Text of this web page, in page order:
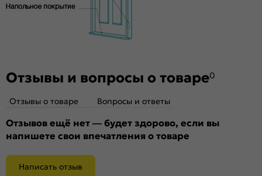
Материал:
Композитный мебельный щит на основе
высококачественного соснового бруса и MDF.
Отзывы и вопросы о товаре0
Отзывы о товаре Вопросы и ответы
Отзывов ещё нет — будет здорово, если вы
напишете свои впечатления о товаре
Написать отзыв